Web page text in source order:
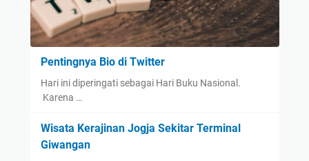
Pentingnya Bio di Twitter
Hari ini diperingati sebagai Hari Buku Nasional.
Karena …
Wisata Kerajinan Jogja Sekitar Terminal
Giwangan